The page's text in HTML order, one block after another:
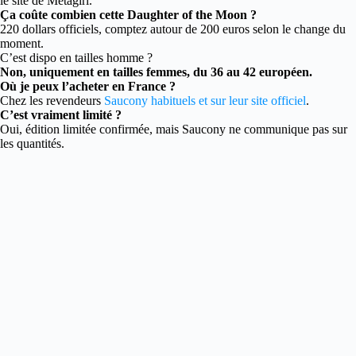
Ça coûte combien cette Daughter of the Moon ?
220 dollars officiels, comptez autour de 200 euros selon le change du
moment.
C’est dispo en tailles homme ?
Non, uniquement en tailles femmes, du 36 au 42 européen.
Où je peux l’acheter en France ?
Chez les revendeurs Saucony habituels et sur leur site officiel.
C’est vraiment limité ?
Oui, édition limitée confirmée, mais Saucony ne communique pas sur
les quantités.